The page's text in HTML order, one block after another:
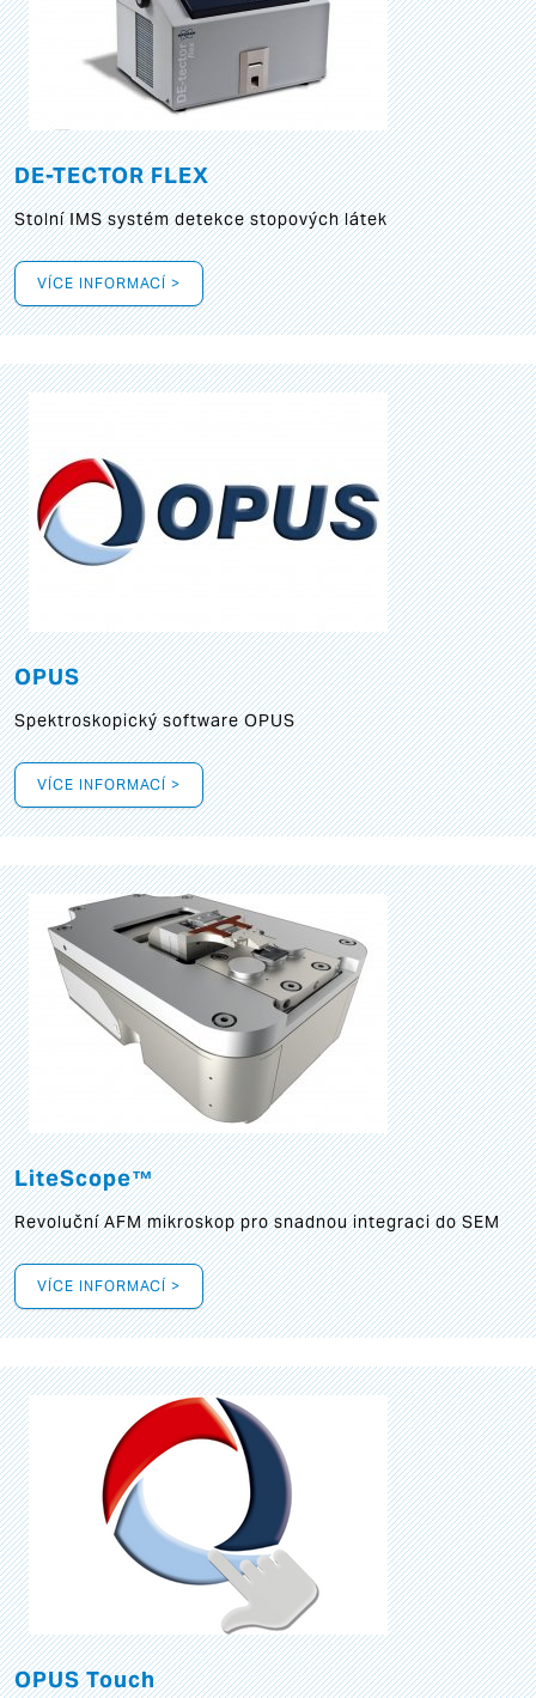
DE-TECTOR FLEX
Stolní IMS systém detekce stopových látek
VÍCE INFORMACÍ >
OPUS
Spektroskopický software OPUS
VÍCE INFORMACÍ >
LiteScope™
Revoluční AFM mikroskop pro snadnou integraci do SEM
VÍCE INFORMACÍ >
OPUS Touch